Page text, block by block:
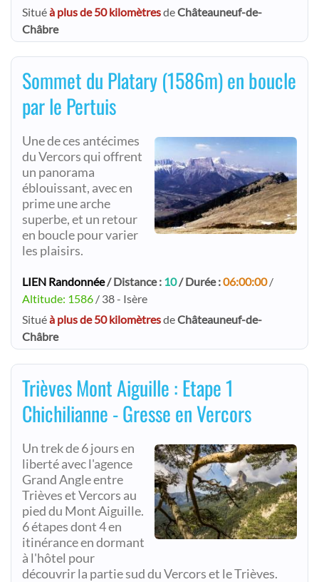
Situéà plus de 50 kilomètresdeChâteauneuf-de-
Châbre
Sommet du Platary (1586m) en boucle
par le Pertuis
Une de ces antécimes
du Vercors qui offrent
un panorama
éblouissant, avec en
prime une arche
superbe, et un retour
en boucle pour varier
les plaisirs.
LIEN Randonnée/ Distance : 10/ Durée :06:00:00/
Altitude: 1586 / 38 - Isère
Situéà plus de 50 kilomètresdeChâteauneuf-de-
Châbre
Trièves Mont Aiguille : Etape 1
Chichilianne - Gresse en Vercors
Un trek de 6 jours en
liberté avec l'agence
Grand Angle entre
Trièves et Vercors au
pied du Mont Aiguille.
6 étapes dont 4 en
itinérance en dormant
à l'hôtel pour
découvrir la partie sud du Vercors et le Trièves.